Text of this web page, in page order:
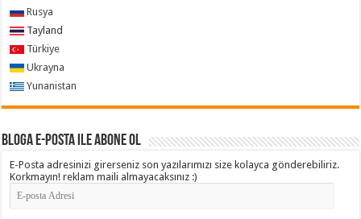
Rusya
Tayland
Türkiye
Ukrayna
Yunanistan
Bloga e-posta ile abone ol
E-Posta adresinizi girerseniz son yazılarımızı size kolayca gönderebiliriz.
Korkmayın! reklam maili almayacaksınız :)
E-
posta
Adresi